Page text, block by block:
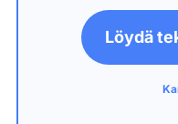
Löydä